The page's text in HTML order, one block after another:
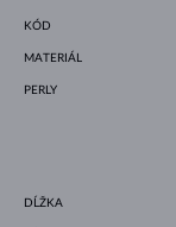
KÓD
MATERIÁL
PERLY
DĹŽKA